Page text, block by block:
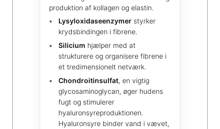
produktion af kollagen og elastin.
Lysyloxidaseenzymerstyrker
krydsbindingen i fibrene.
Silicium hjælper med at
strukturere og organisere fibrene i
et tredimensionelt netværk.
Chondroitinsulfat, en vigtig
glycosaminoglycan, øger hudens
fugt og stimulerer
hyaluronsyreproduktionen.
Hyaluronsyre binder vand i vævet,